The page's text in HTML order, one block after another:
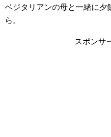
ベジタリアンの母と一緒に夕
ら。
スポンサ